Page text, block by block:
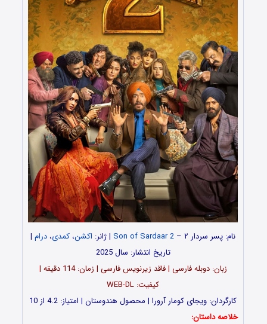
نام: پسر سردار ۲ – Son of Sardaar 2 | ژانر: اکشن، کمدی، درام |
تاریخ انتشار: سال 2025
زبان: دوبله فارسی | فاقد زیرنویس فارسی | زمان: 114 دقیقه |
کیفیت: WEB-DL
کارگردان: ویجای کومار آرورا | محصول هندوستان | امتیاز: 4.2 از 10
خلاصه داستان: